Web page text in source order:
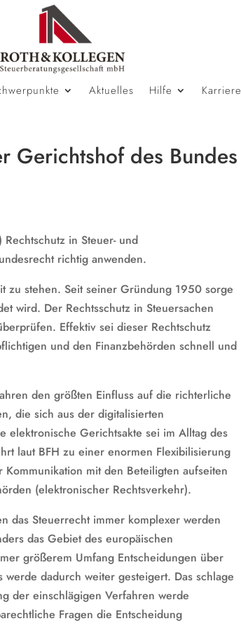
Aktuelles Hilfe Karriere
Gerichtshof des Bundes
in Steuer- und
richtig anwenden.
zu stehen. Seit seiner Gründung 1950 sorge
wird. Der Rechtsschutz in Steuersachen
Effektiv sei dieser Rechtschutz
und den Finanzbehörden schnell und
den größten Einfluss auf die richterliche
die sich aus der digitalisierten
elektronische Gerichtsakte sei im Alltag des
laut BFH zu einer enormen Flexibilisierung
mit den Beteiligten aufseiten
(elektronischer Rechtsverkehr).
das Steuerrecht immer komplexer werden
das Gebiet des europäischen
größerem Umfang Entscheidungen über
dadurch weiter gesteigert. Das schlage
der einschlägigen Verfahren werde
Fragen die Entscheidung